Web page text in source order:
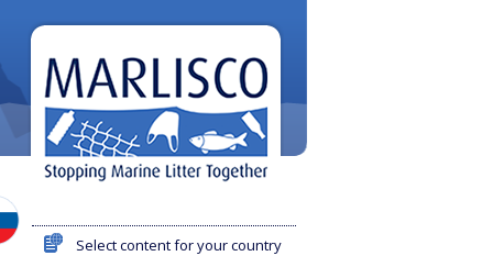
Select content for your country